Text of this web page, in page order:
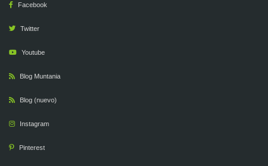
Facebook
Twitter
Youtube
Blog Muntania
Blog (nuevo)
Instagram
Pinterest